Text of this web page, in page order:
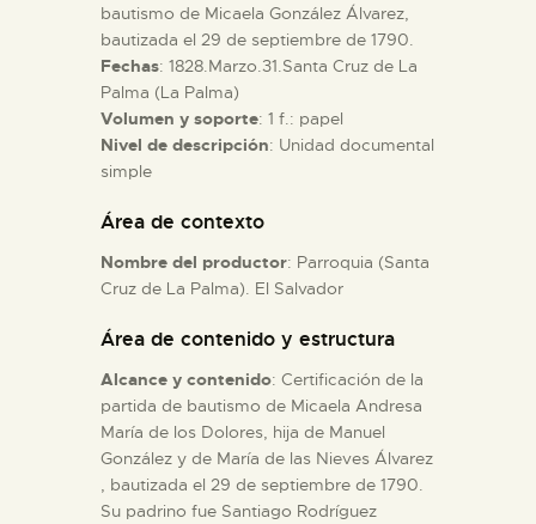
DIDÁCTICA
ESPAÑOL
bautismo de Micaela González Álvarez,
bautizada el 29 de septiembre de 1790.
Fechas: 1828.Marzo.31.Santa Cruz de La
Palma (La Palma)
Volumen y soporte: 1 f.: papel
Nivel de descripción: Unidad documental
simple
Área de contexto
Nombre del productor: Parroquia (Santa
Cruz de La Palma). El Salvador
Área de contenido y estructura
Alcance y contenido: Certificación de la
partida de bautismo de Micaela Andresa
María de los Dolores, hija de Manuel
González y de María de las Nieves Álvarez
, bautizada el 29 de septiembre de 1790.
Su padrino fue Santiago Rodríguez